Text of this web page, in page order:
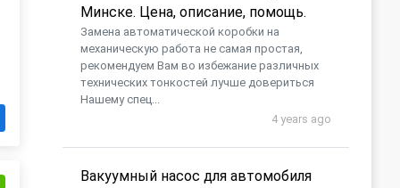
Минске. Цена, описание, помощь.
Замена автоматической коробки на
механическую работа не самая простая,
рекомендуем Вам во избежание различных
технических тонкостей лучше довериться
Нашему спец...
4 years ago
Вакуумный насос для автомобиля